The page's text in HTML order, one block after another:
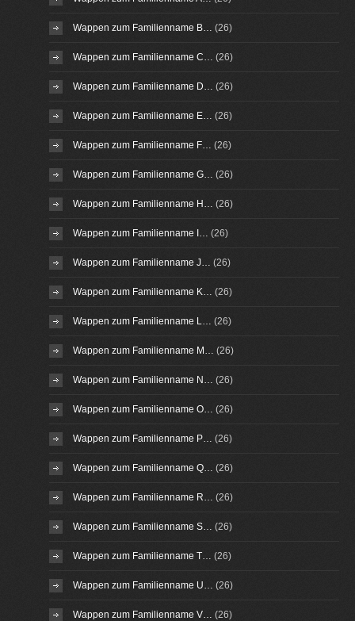
Wappen zum Familienname B… (26)
Wappen zum Familienname C… (26)
Wappen zum Familienname D… (26)
Wappen zum Familienname E… (26)
Wappen zum Familienname F… (26)
Wappen zum Familienname G… (26)
Wappen zum Familienname H… (26)
Wappen zum Familienname I… (26)
Wappen zum Familienname J… (26)
Wappen zum Familienname K… (26)
Wappen zum Familienname L… (26)
Wappen zum Familienname M… (26)
Wappen zum Familienname N… (26)
Wappen zum Familienname O… (26)
Wappen zum Familienname P… (26)
Wappen zum Familienname Q… (26)
Wappen zum Familienname R… (26)
Wappen zum Familienname S… (26)
Wappen zum Familienname T… (26)
Wappen zum Familienname U… (26)
Wappen zum Familienname V… (26)